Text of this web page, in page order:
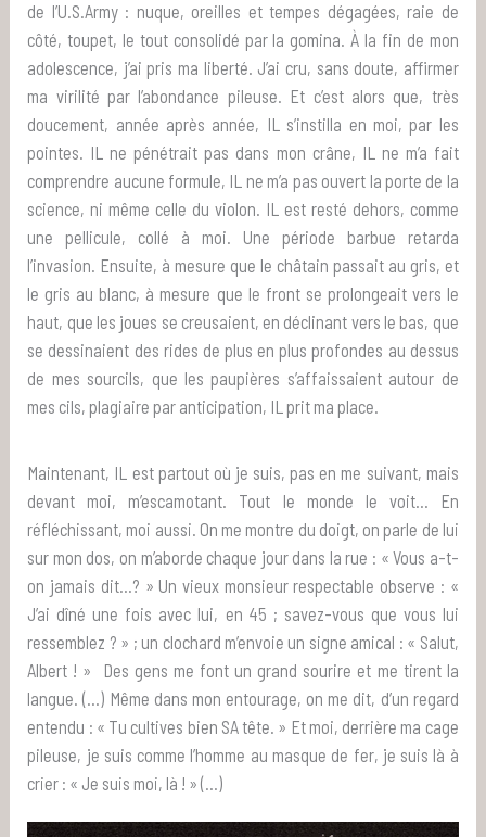
de l’U.S.Army : nuque, oreilles et tempes dégagées, raie de
côté, toupet, le tout consolidé par la gomina. À la fin de mon
adolescence, j’ai pris ma liberté. J’ai cru, sans doute, affirmer
ma virilité par l’abondance pileuse. Et c’est alors que, très
doucement, année après année, IL s’instilla en moi, par les
pointes. IL ne pénétrait pas dans mon crâne, IL ne m’a fait
comprendre aucune formule, IL ne m’a pas ouvert la porte de la
science, ni même celle du violon. IL est resté dehors, comme
une pellicule, collé à moi. Une période barbue retarda
l’invasion. Ensuite, à mesure que le châtain passait au gris, et
le gris au blanc, à mesure que le front se prolongeait vers le
haut, que les joues se creusaient, en déclinant vers le bas, que
se dessinaient des rides de plus en plus profondes au dessus
de mes sourcils, que les paupières s’affaissaient autour de
mes cils, plagiaire par anticipation, IL prit ma place.
Maintenant, IL est partout où je suis, pas en me suivant, mais
devant moi, m’escamotant. Tout le monde le voit… En
réfléchissant, moi aussi. On me montre du doigt, on parle de lui
sur mon dos, on m’aborde chaque jour dans la rue : « Vous a-t-
on jamais dit…? » Un vieux monsieur respectable observe : «
J’ai dîné une fois avec lui, en 45 ; savez-vous que vous lui
ressemblez ? » ; un clochard m’envoie un signe amical : « Salut,
Albert ! » Des gens me font un grand sourire et me tirent la
langue. (…) Même dans mon entourage, on me dit, d’un regard
entendu : « Tu cultives bien SA tête. » Et moi, derrière ma cage
pileuse, je suis comme l’homme au masque de fer, je suis là à
crier : « Je suis moi, là ! » (…)